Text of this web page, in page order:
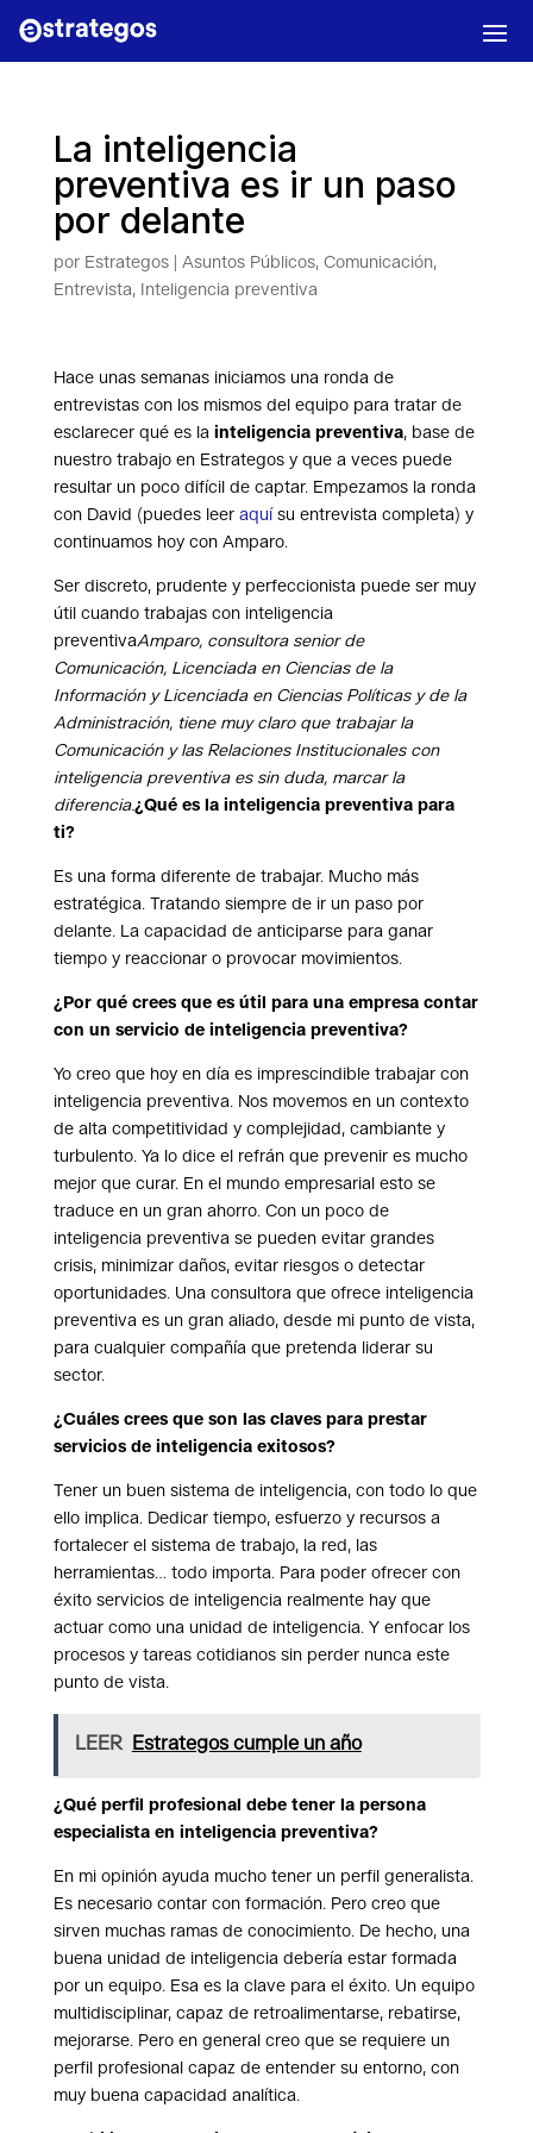
La inteligencia
preventiva es ir un paso
por delante
por Estrategos| Asuntos Públicos, Comunicación,
Entrevista, Inteligencia preventiva
Hace unas semanas iniciamos una ronda de
entrevistas con los mismos del equipo para tratar de
esclarecer qué es la inteligencia preventiva, base de
nuestro trabajo en Estrategos y que a veces puede
resultar un poco difícil de captar. Empezamos la ronda
con David (puedes leer aquísu entrevista completa) y
continuamos hoy con Amparo.
Ser discreto, prudente y perfeccionista puede ser muy
útil cuando trabajas con inteligencia
preventivaAmparo, consultora senior de
Comunicación, Licenciada en Ciencias de la
Información y Licenciada en Ciencias Políticas y de la
Administración, tiene muy claro que trabajar la
Comunicación y las Relaciones Institucionales con
inteligencia preventiva es sin duda, marcar la
diferencia.¿Qué es la inteligencia preventiva para
ti?
Es una forma diferente de trabajar. Mucho más
estratégica. Tratando siempre de ir un paso por
delante. La capacidad de anticiparse para ganar
tiempo y reaccionar o provocar movimientos.
¿Por qué crees que es útil para una empresa contar
con un servicio de inteligencia preventiva?
Yo creo que hoy en día es imprescindible trabajar con
inteligencia preventiva. Nos movemos en un contexto
de alta competitividad y complejidad, cambiante y
turbulento. Ya lo dice el refrán que prevenir es mucho
mejor que curar. En el mundo empresarial esto se
traduce en un gran ahorro. Con un poco de
inteligencia preventiva se pueden evitar grandes
crisis, minimizar daños, evitar riesgos o detectar
oportunidades. Una consultora que ofrece inteligencia
preventiva es un gran aliado, desde mi punto de vista,
para cualquier compañía que pretenda liderar su
sector.
¿Cuáles crees que son las claves para prestar
servicios de inteligencia exitosos?
Tener un buen sistema de inteligencia, con todo lo que
ello implica. Dedicar tiempo, esfuerzo y recursos a
fortalecer el sistema de trabajo, la red, las
herramientas… todo importa. Para poder ofrecer con
éxito servicios de inteligencia realmente hay que
actuar como una unidad de inteligencia. Y enfocar los
procesos y tareas cotidianos sin perder nunca este
punto de vista.
LEER Estrategos cumple un año
¿Qué perfil profesional debe tener la persona
especialista en inteligencia preventiva?
En mi opinión ayuda mucho tener un perfil generalista.
Es necesario contar con formación. Pero creo que
sirven muchas ramas de conocimiento. De hecho, una
buena unidad de inteligencia debería estar formada
por un equipo. Esa es la clave para el éxito. Un equipo
multidisciplinar, capaz de retroalimentarse, rebatirse,
mejorarse. Pero en general creo que se requiere un
perfil profesional capaz de entender su entorno, con
muy buena capacidad analítica.